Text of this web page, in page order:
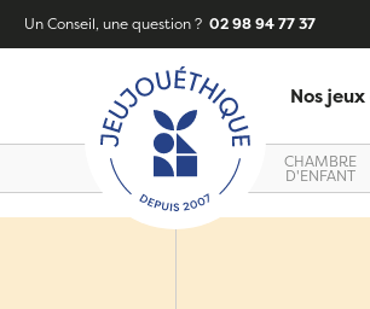
Un Conseil, une question ? 02 98 94 77 37
Nos
CHAMBRE
D'ENFANT